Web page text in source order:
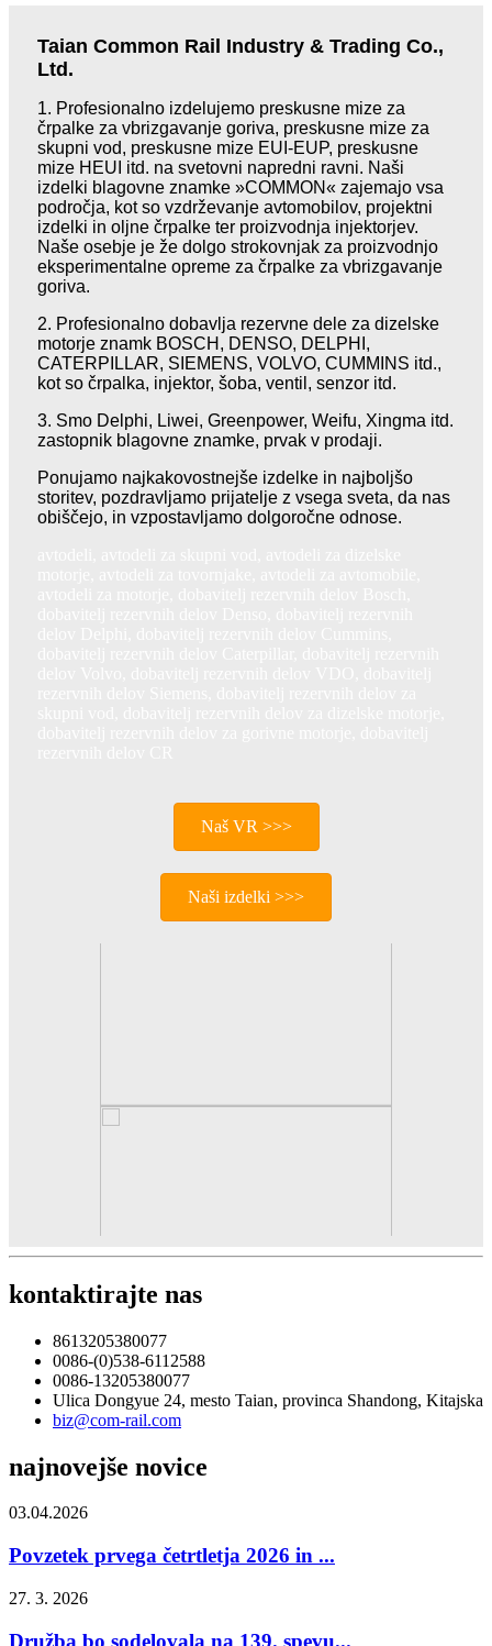
Taian Common Rail Industry & Trading Co.,
Ltd.
1. Profesionalno izdelujemo preskusne mize za
črpalke za vbrizgavanje goriva, preskusne mize za
skupni vod, preskusne mize EUI-EUP, preskusne
mize HEUI itd. na svetovni napredni ravni. Naši
izdelki blagovne znamke »COMMON« zajemajo vsa
področja, kot so vzdrževanje avtomobilov, projektni
izdelki in oljne črpalke ter proizvodnja injektorjev.
Naše osebje je že dolgo strokovnjak za proizvodnjo
eksperimentalne opreme za črpalke za vbrizgavanje
goriva.
2. Profesionalno dobavlja rezervne dele za dizelske
motorje znamk BOSCH, DENSO, DELPHI,
CATERPILLAR, SIEMENS, VOLVO, CUMMINS itd.,
kot so črpalka, injektor, šoba, ventil, senzor itd.
3. Smo Delphi, Liwei, Greenpower, Weifu, Xingma itd.
zastopnik blagovne znamke, prvak v prodaji.
Ponujamo najkakovostnejše izdelke in najboljšo
storitev, pozdravljamo prijatelje z vsega sveta, da nas
obiščejo, in vzpostavljamo dolgoročne odnose.
Naš VR >>>
Naši izdelki >>>
kontaktirajte nas
8613205380077
0086-(0)538-6112588
0086-13205380077
Ulica Dongyue 24, mesto Taian, provinca Shandong, Kitajska
biz@com-rail.com
najnovejše novice
03.04.2026
Povzetek prvega četrtletja 2026 in ...
27. 3. 2026
Družba bo sodelovala na 139. spevu...